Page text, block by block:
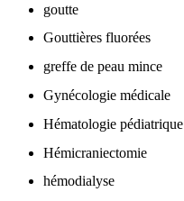
goutte
Gouttières fluorées
greffe de peau mince
Gynécologie médicale
Hématologie pédiatrique
Hémicraniectomie
hémodialyse